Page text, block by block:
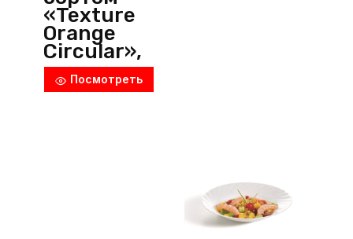
«Texture
Orange
Circular»,
d=230 мм,
h=30 мм,
Посмотреть